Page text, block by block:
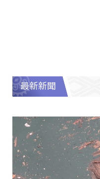
最新新聞